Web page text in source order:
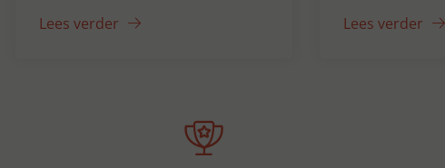
Lees verder
Lees verder